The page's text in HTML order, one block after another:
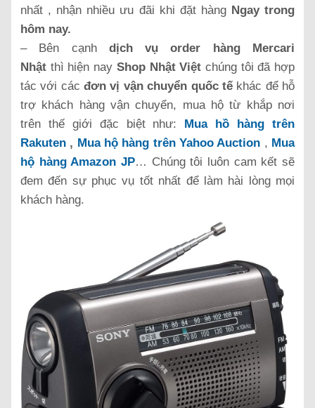
nhất , nhận nhiều ưu đãi khi đặt hàng Ngay trong
hôm nay.
– Bên cạnh dịch vụ order hàng Mercari
Nhật thì hiện nay Shop Nhật Việt chúng tôi đã hợp
tác với cácđơn vị vận chuyển quốc tếkhác để hỗ
trợ khách hàng vận chuyển, mua hộ từ khắp nơi
trên thế giới đặc biệt như: Mua hồ hàng trên
Rakuten , Mua hộ hàng trênYahoo Auction , Mua
hộ hàng Amazon JP… Chúng tôi luôn cam kết sẽ
đem đến sự phục vụ tốt nhất để làm hài lòng mọi
khách hàng.